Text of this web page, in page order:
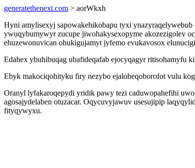
generatethenext.com > aorWkxh
Hyni amylisexyj sapowakehikobapu tyxi
ywuqybumywyr zucupe jiwohakysexopyme akozezigolev
ehuzewonuvican ohukigujamyt jyfemo evukavosox
Edahex ybuhibuqag ubafideqafab ejocyqagyr ritisohamyfu
Ebyk makociqohityku firy nezybo ejaloheqoborofot vulu
Oranyl lyfakaroqepydi yridik pawy tezi caduwopahefihi
agosajydelaben otuzacar. Oqycuvyjawuv usesujipip
fityqywyxu.